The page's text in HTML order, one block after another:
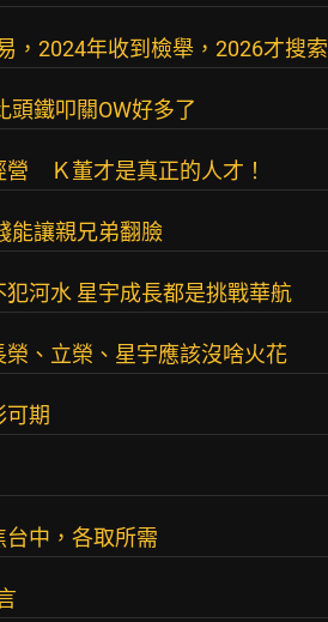
，2024年收到檢舉，2026才搜索
頭鐵叩關OW好多了
Ｋ董才是真正的人才！
能讓親兄弟翻臉
河水 星宇成長都是挑戰華航
、立榮、星宇應該沒啥火花
可期
中，各取所需